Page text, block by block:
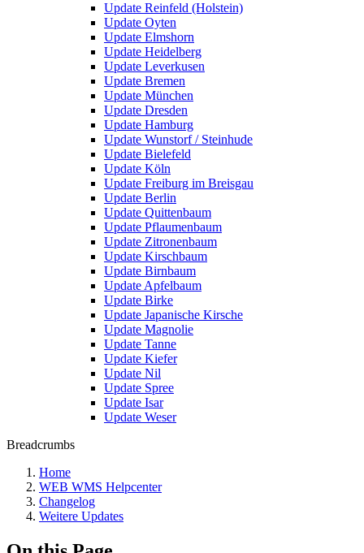
Update Reinfeld (Holstein)
Update Oyten
Update Elmshorn
Update Heidelberg
Update Leverkusen
Update Bremen
Update München
Update Dresden
Update Hamburg
Update Wunstorf / Steinhude
Update Bielefeld
Update Köln
Update Freiburg im Breisgau
Update Berlin
Update Quittenbaum
Update Pflaumenbaum
Update Zitronenbaum
Update Kirschbaum
Update Birnbaum
Update Apfelbaum
Update Birke
Update Japanische Kirsche
Update Magnolie
Update Tanne
Update Kiefer
Update Nil
Update Spree
Update Isar
Update Weser
Breadcrumbs
Home
WEB WMS Helpcenter
Changelog
Weitere Updates